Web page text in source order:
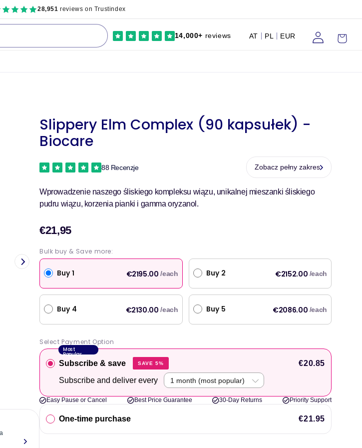
14,000+ reviews AT PL EUR
się
Wózek
28,951 reviews on Trustindex
"Niezawodne i oryginalne produkty, z szybką dostawą następnego dnia. Używam Welzo od
Slippery Elm Complex (90 kapsułek) -
Biocare
88 Recenzje Zobacz pełny zakres
Wprowadzenie naszego śliskiego kompleksu wiązu, unikalnej mieszanki śliskiego
pudru wiązu, korzenia pianki i gamma oryzanol.
€21,95Cena
sprzedaży
Bulk buy & Save more:
Buy 1 €2195.00 /each Buy 2 €2152.00 /each
Buy 4 €2130.00 /each Buy 5 €2086.00 /each
Select Payment Option
Most
Popular
Subscribe & save SAVE 5% €20.85
Subscribe and deliver every
Easy Pause or Cancel Best Price Guarantee 30-Day Returns Priority Support
One-time purchase €21.95